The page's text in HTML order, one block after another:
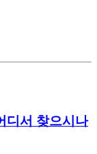
디서 찾으시나